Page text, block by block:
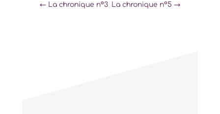
← La chronique n°3 La chronique n°5 →